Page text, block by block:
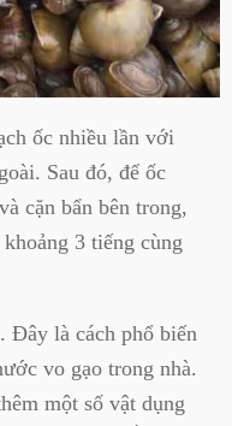
ốc nhiều lần với
Sau đó, để ốc
cặn bẩn bên trong,
3 tiếng cùng
Đây là cách phổ biến
vo gạo trong nhà.
một số vật dụng